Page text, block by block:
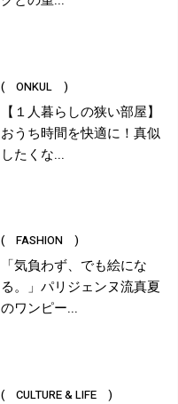
( ONKUL )
【１人暮らしの狭い部屋】
おうち時間を快適に！真似
したくな...
( FASHION )
「気負わず、でも絵にな
る。」パリジェンヌ流真夏
のワンピー...
( CULTURE & LIFE )